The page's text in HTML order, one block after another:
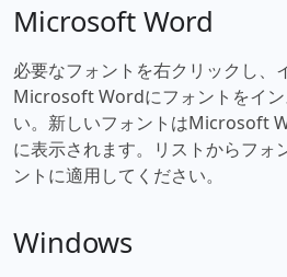
Microsoft Word
必要なフォントを右クリックし、
Microsoft Wordにフォントをイン
い。新しいフォントはMicrosoft
に表示されます。リストからフォ
ントに適用してください。
Windows